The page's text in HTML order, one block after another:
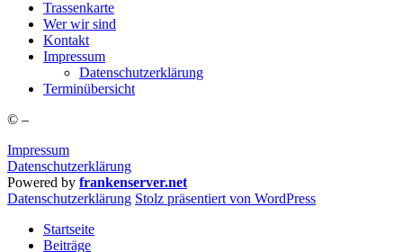
Tras­sen­kar­te
Wer wir sind
Kon­takt
Impres­sum
Daten­schutz­er­klä­rung
Ter­min­über­sicht
© –
Impressum
Datenschutzerklärung
Powered by frankenserver.net
Daten­schutz­er­klä­rung Stolz präsentiert von WordPress
Startseite
Beiträge